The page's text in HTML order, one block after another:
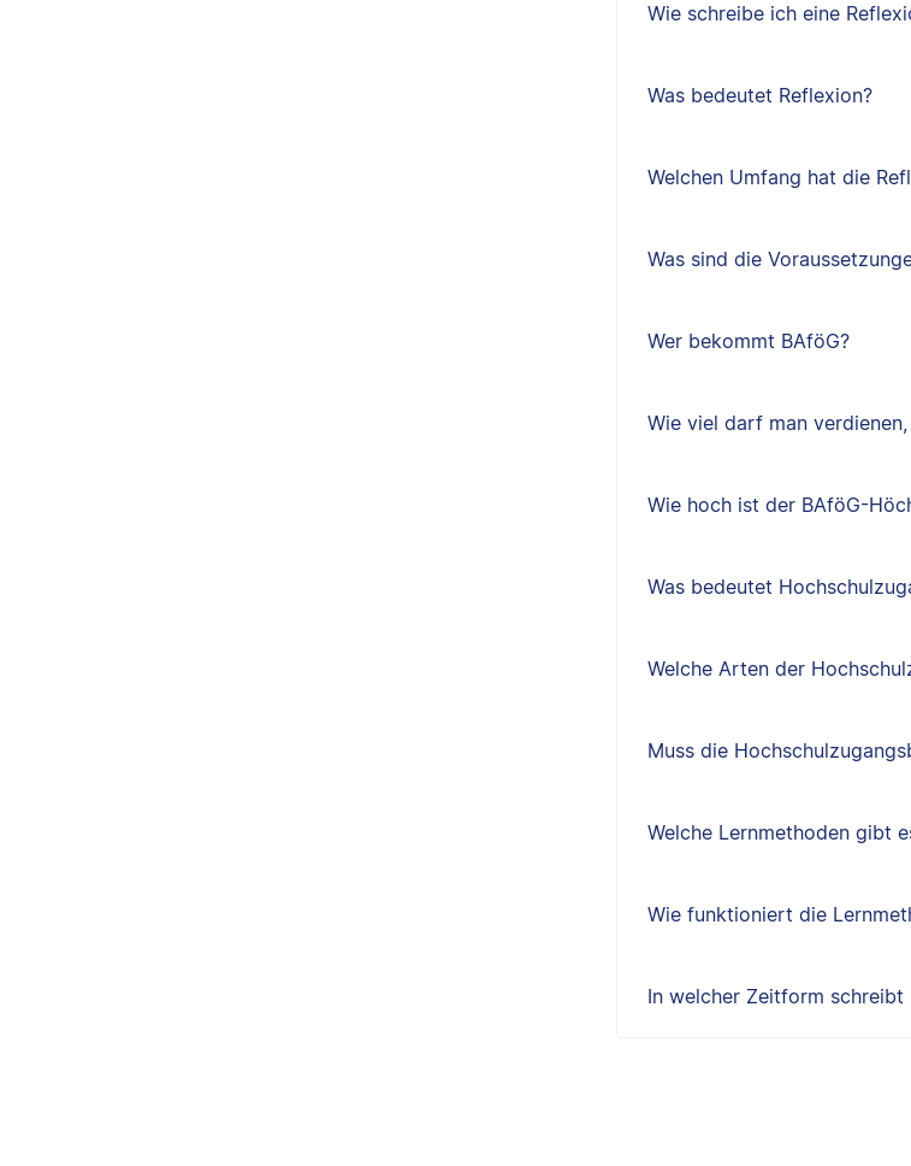
Wie schreibe ich eine
Was bedeutet Reflexion?
Welchen Umfang hat die
Was sind die
Wer bekommt BAföG?
Wie viel darf man
Wie hoch ist der BAföG-
Was bedeutet
Welche Arten der
Muss die
Welche Lernmethoden gibt
Wie funktioniert die
In welcher Zeitform schreibt